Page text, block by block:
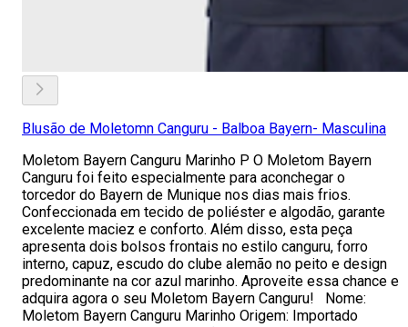
Blusão de Moletomn Canguru - Balboa Bayern- Masculina
Moletom Bayern Canguru Marinho P O Moletom Bayern
Canguru foi feito especialmente para aconchegar o
torcedor do Bayern de Munique nos dias mais frios.
Confeccionada em tecido de poliéster e algodão, garante
excelente maciez e conforto. Além disso, esta peça
apresenta dois bolsos frontais no estilo canguru, forro
interno, capuz, escudo do clube alemão no peito e design
predominante na cor azul marinho. Aproveite essa chance e
adquira agora o seu Moletom Bayern Canguru! Nome:
Moletom Bayern Canguru Marinho Origem: Importado